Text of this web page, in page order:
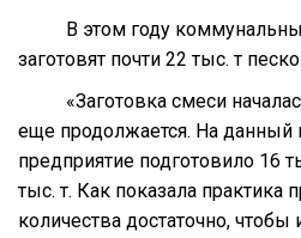
В этом году
заготовят почти 22 тыс. т
«Заготовка смеси
еще продолжается. На
предприятие подготовило 16
тыс. т. Как показала практика
количества достаточно,